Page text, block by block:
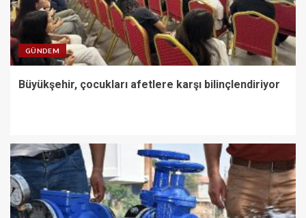
GÜNDEM
Büyükşehir, çocukları afetlere karşı bilinçlendiriyor